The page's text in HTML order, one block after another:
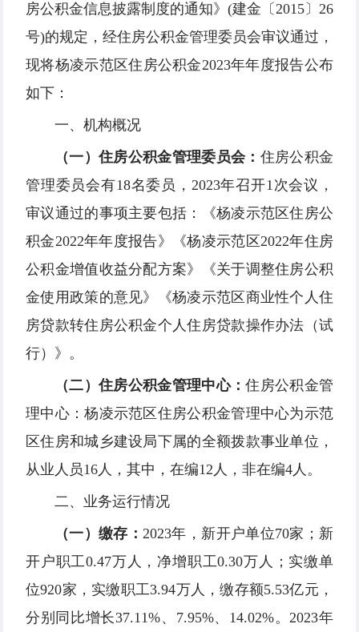
房公积金信息披露制度的通知》(建金〔2015〕26
号)的规定，经住房公积金管理委员会审议通过，
现将杨凌示范区住房公积金2023年年度报告公布
如下：
一、机构概况
（一）住房公积金管理委员会： 住房公积金
管理委员会有18名委员，2023年召开1次会议，
审议通过的事项主要包括：《杨凌示范区住房公
积金2022年年度报告》《杨凌示范区2022年住房
公积金增值收益分配方案》《关于调整住房公积
金使用政策的意见》《杨凌示范区商业性个人住
房贷款转住房公积金个人住房贷款操作办法（试
行）》。
（二）住房公积金管理中心：住房公积金管
理中心：杨凌示范区住房公积金管理中心为示范
区住房和城乡建设局下属的全额拨款事业单位，
从业人员16人，其中，在编12人，非在编4人。
二、业务运行情况
（一）缴存：2023年，新开户单位70家；新
开户职工0.47万人，净增职工0.30万人；实缴单
位920家，实缴职工3.94万人，缴存额5.53亿元，
分别同比增长37.11%、7.95%、14.02%。2023年